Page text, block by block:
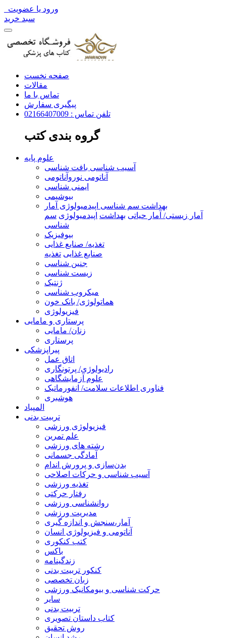
ورود یا عضویت
سبد خرید
صفحه نخست
مقالات
تماس با ما
پیگیری سفارش
تلفن تماس : 02166407009
گروه بندی کتب
علوم پایه
آسیب شناسی بافت شناسی
آناتومی نوروآناتومی
ایمنی شناسی
بیوشیمی
بهداشت سم شناسی اپیدمیولوژی آمار
آمار زیستی/ آمار حیاتی بهداشت اپیدمیولوژی سم
شناسی
بیوفیزیک
تغذیه/ صنایع غذایی
صنایع غذایی تغذیه
جنین شناسی
زیست شناسی
ژنتیک
میکروب شناسی
هماتولوژی/ بانک خون
فیزیولوژی
پرستاری و مامایی
زنان/ مامایی
پرستاری
پیراپزشکی
اتاق عمل
رادیولوژی/ پرتونگاری
علوم آزمایشگاهی
فناوری اطلاعات سلامت/ انفورماتیک
هوشبری
المپیاد
تربیت بدنی
فیزیولوژی ورزشی
علم تمرین
رشته های ورزشی
آمادگی جسمانی
بدن‌سازی و پرورش اندام
آسیب شناسی و حرکات اصلاحی
تغذیه ورزشی
رفتار حرکتی
روانشناسی ورزشی
مدیریت ورزشی
آمار،سنجش و اندازه گیری
آناتومی و فیزیولوژی انسان
کتب کنکوری
باکس
زندگینامه
کنکور تربیت بدنی
زبان تخصصی
حرکت شناسی و بیومکانیک ورزشی
سایر
تربیت بدنی
کتاب داستان تصویری
روش تحقیق